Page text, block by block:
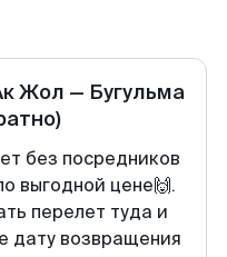
Жол — Бугульма
без посредников
выгодной цене🙌.
перелет туда и
дату возвращения